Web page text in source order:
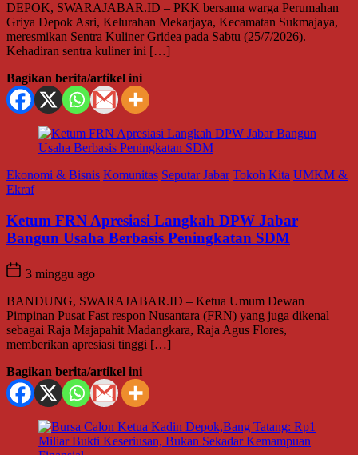
DEPOK, SWARAJABAR.ID – PKK bersama warga Perumahan
Griya Depok Asri, Kelurahan Mekarjaya, Kecamatan Sukmajaya,
meresmikan Sentra Kuliner Gridea pada Sabtu (25/7/2026).
Kehadiran sentra kuliner ini […]
Bagikan berita/artikel ini
Ekonomi & Bisnis Komunitas Seputar Jabar Tokoh Kita UMKM &
Ekraf
Ketum FRN Apresiasi Langkah DPW Jabar
Bangun Usaha Berbasis Peningkatan SDM
3 minggu ago
BANDUNG, SWARAJABAR.ID – Ketua Umum Dewan
Pimpinan Pusat Fast respon Nusantara (FRN) yang juga dikenal
sebagai Raja Majapahit Madangkara, Raja Agus Flores,
memberikan apresiasi tinggi […]
Bagikan berita/artikel ini